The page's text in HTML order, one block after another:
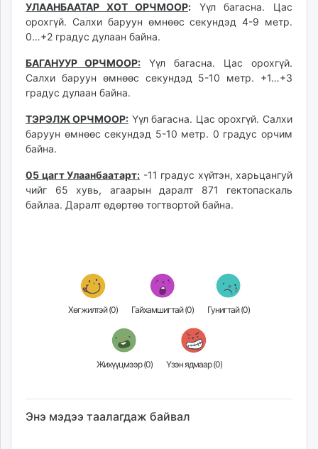
today.mn
zuv.mn
mminfo.mn
ugluu.mn
urlag.mn
unen.mn
asu.mn
shudarga.mn
shuurhai.mn
unuudur.mn
isee.mn
mglradio.com
tvmongolia.mn
tac.mn
paparazzi.mn
УЛААНБААТАР ХОТ ОРЧМООР: Үүл багасна. Цас
орохгүй. Салхи баруун өмнөөс секундэд 4-9 метр.
0…+2 градус дулаан байна.
БАГАНУУР ОРЧМООР: Үүл багасна. Цас орохгүй.
Салхи баруун өмнөөс секундэд 5-10 метр. +1…+3
градус дулаан байна.
ТЭРЭЛЖ ОРЧМООР: Үүл багасна. Цас орохгүй. Салхи
баруун өмнөөс секундэд 5-10 метр. 0 градус орчим
байна.
05 цагт Улаанбаатарт: -11 градус хүйтэн, харьцангуй
чийг 65 хувь, агаарын даралт 871 гектопаскаль
байлаа. Даралт өдөртөө тогтвортой байна.
Хөгжилтэй (0) Гайхамшигтай (0) Гунигтай (0)
Жихүүцмээр (0) Үзэн ядмаар (0)
Энэ мэдээ таалагдаж байвал